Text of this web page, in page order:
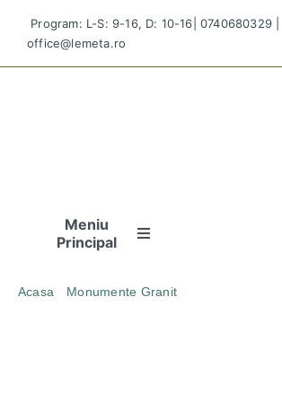
content
Program: L-S: 9-16, D: 10-16|0740680329
office@lemeta.ro
Meniu
Principal
Acasa
Monumente Granit